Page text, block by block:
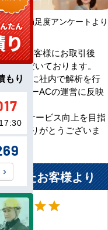
客様満足度アンケートより
したお客様にお取引後
いただいております。
見を元に社内で解析を行
センターACの運営に反映
う、サービス向上を目指
にありがとうございま
れたお客様より
星5
starstar starstar
もり